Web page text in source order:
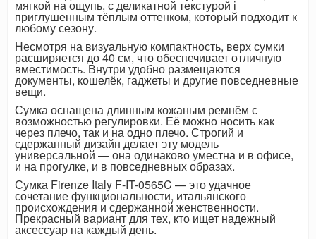
мягкой на ощупь, с деликатной текстурой і
приглушенным тёплым оттенком, который подходит к
любому сезону.
Несмотря на визуальную компактность, верх сумки
расширяется до 40 см, что обеспечивает отличную
вместимость. Внутри удобно размещаются
документы, кошелёк, гаджеты и другие повседневные
вещи.
Сумка оснащена длинным кожаным ремнём с
возможностью регулировки. Её можно носить как
через плечо, так и на одно плечо. Строгий и
сдержанный дизайн делает эту модель
универсальной — она одинаково уместна и в офисе,
и на прогулке, и в повседневных образах.
Сумка Firenze Italy F-IT-0565C — это удачное
сочетание функциональности, итальянского
происхождения и сдержанной женственности.
Прекрасный вариант для тех, кто ищет надежный
аксессуар на каждый день.